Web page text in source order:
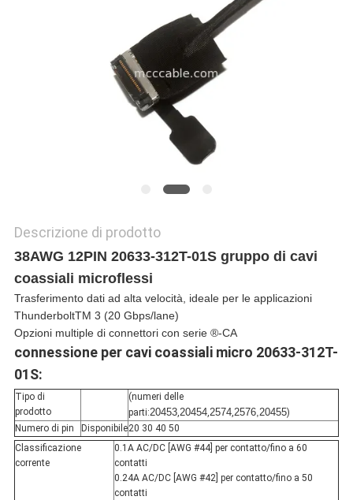
SULLA
PRIVACY
Descrizione di prodotto
38AWG 12PIN 20633-312T-01S gruppo di cavi
coassiali microflessi
Trasferimento dati ad alta velocità, ideale per le applicazioni
ThunderboltTM 3 (20 Gbps/lane)
Opzioni multiple di connettori con serie ®-CA
connessione per cavi coassiali micro 20633-312T-
01S:
Tipo di
prodotto
(numeri delle
parti:20453,20454,2574,2576,20455)
Numero di pin
Disponibile20 30 40 50
Classificazione
corrente
0.1A AC/DC [AWG #44] per contatto/fino a 60
contatti
0.24A AC/DC [AWG #42] per contatto/fino a 50
contatti